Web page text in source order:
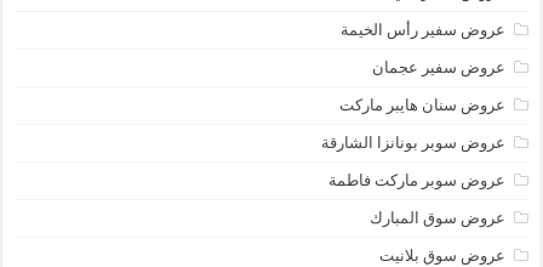
عروض سفير رأس الخيمة
عروض سفير عجمان
عروض سنان هايبر ماركت
عروض سوبر بونانزا الشارقة
عروض سوبر ماركت فاطمة
عروض سوق المبارك
عروض سوق بلانيت